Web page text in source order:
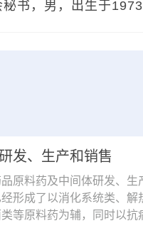
秘书，男，出生于
发、生产和销售
原料药及中间体研发、生
形成了以消化系统类、解
等原料药为辅，同时以抗